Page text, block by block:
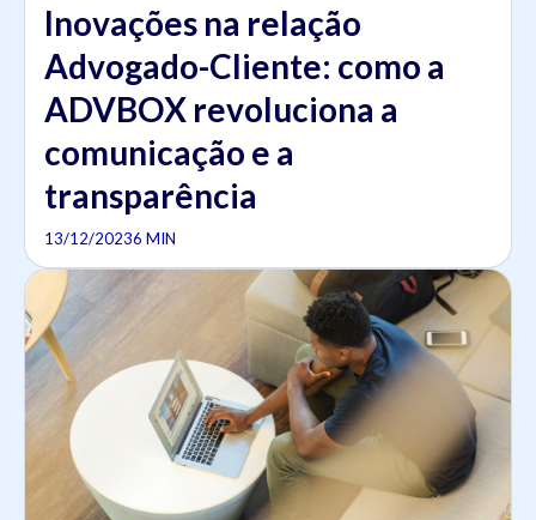
Inovações na relação
Advogado-Cliente: como a
ADVBOX revoluciona a
comunicação e a
transparência
13/12/20236 MIN